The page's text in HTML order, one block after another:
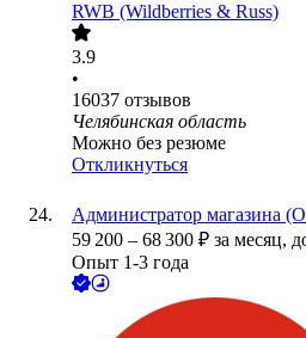
RWB (Wildberries & Russ)
3.9
•
16037 отзывов
Челябинская область
Можно без резюме
Откликнуться
Администратор магазина
59 200 – 68 300 ₽ за месяц,
Опыт 1-3 года